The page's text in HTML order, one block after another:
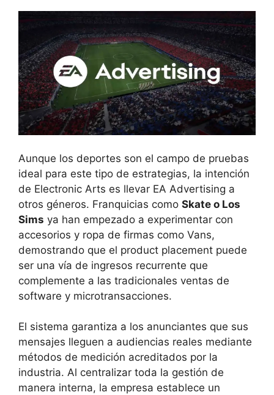
Aunque los deportes son el campo de pruebas
ideal para este tipo de estrategias, la intención
de Electronic Arts es llevar EA Advertising a
otros géneros. Franquicias como Skate o Los
Sims ya han empezado a experimentar con
accesorios y ropa de firmas como Vans,
demostrando que el product placement puede
ser una vía de ingresos recurrente que
complemente a las tradicionales ventas de
software y microtransacciones.
El sistema garantiza a los anunciantes que sus
mensajes lleguen a audiencias reales mediante
métodos de medición acreditados por la
industria. Al centralizar toda la gestión de
manera interna, la empresa establece un